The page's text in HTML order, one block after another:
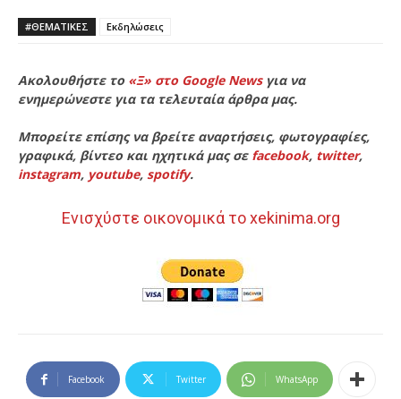
#ΘΕΜΑΤΙΚΈΣ Εκδηλώσεις
Ακολουθήστε το «Ξ» στο Google Newsγια να
ενημερώνεστε για τα τελευταία άρθρα μας.
Μπορείτε επίσης να βρείτε αναρτήσεις, φωτογραφίες,
γραφικά, βίντεο και ηχητικά μας σε facebook, twitter,
instagram, youtube, spotify.
Ενισχύστε οικονομικά το xekinima.org
Facebook Twitter WhatsApp